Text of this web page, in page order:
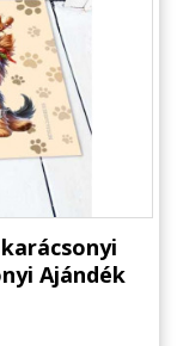
Ajándék